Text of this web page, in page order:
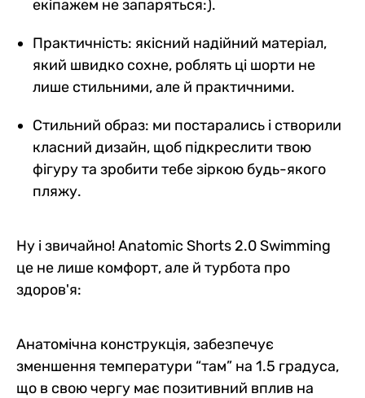
екіпажем не запаряться:).
Практичність: якісний надійний матеріал,
який швидко сохне, роблять ці шорти не
лише стильними, але й практичними.
Стильний образ: ми постарались і створили
класний дизайн, щоб підкреслити твою
фігуру та зробити тебе зіркою будь-якого
пляжу.
Ну і звичайно! Anatomic Shorts 2.0 Swimming
це не лише комфорт, але й турбота про
здоров'я:
Анатомічна конструкція, забезпечує
зменшення температури “там” на 1.5 градуса,
що в свою чергу має позитивний вплив на